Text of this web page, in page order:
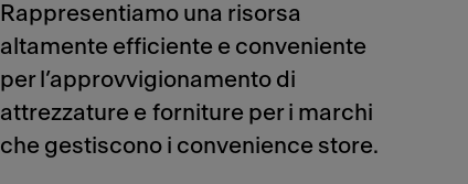
Rappresentiamo una risorsa
altamente efficiente e conveniente
per l’approvvigionamento di
attrezzature e forniture per i marchi
che gestiscono i convenience store.